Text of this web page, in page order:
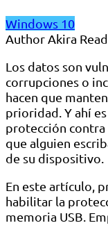
Windows 10
AuthorAkira
Los datos son
corrupciones o
hacen que
prioridad. Y ahí
protección contra
que alguien
de su dispositivo.
En este artículo,
habilitar la
memoria USB.